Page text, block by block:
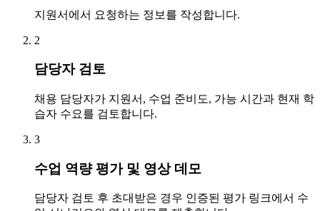
지원서에서 요청하는 정보를 작성합니다.
2
담당자 검토
채용 담당자가 지원서, 수업 준비도, 가능 시간과 현재 학
습자 수요를 검토합니다.
3
수업 역량 평가 및 영상 데모
담당자 검토 후 초대받은 경우 인증된 평가 링크에서 수